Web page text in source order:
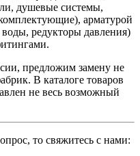
душевые системы,
арматурой
редукторы давления)
предложим замену не
В каталоге товаров
не весь возможный
то свяжитесь с нами: